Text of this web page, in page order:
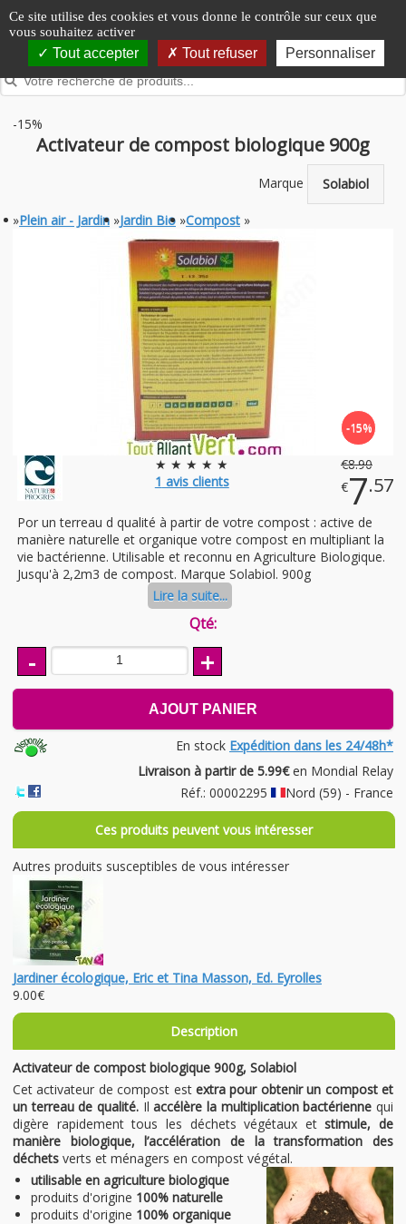
Panneau de gestion des cookies
Ce site utilise des cookies et vous donne le contrôle sur ceux que
vous souhaitez activer
Tout accepter Tout refuser Personnaliser
-15%
Activateur de compost biologique 900g
Marque Solabiol
»Plein air - Jardin »Jardin Bio »Compost »
★ ★ ★ ★ ★
1 avis clients
-15%
€8.90
€7.57
Por un terreau d qualité à partir de votre compost : active de
manière naturelle et organique votre compost en multipliant la
vie bactérienne. Utilisable et reconnu en Agriculture Biologique.
Jusqu'à 2,2m3 de compost. Marque Solabiol. 900g
Lire la suite...
Qté:
- +
AJOUT PANIER
En stock Expédition dans les 24/48h*
Livraison à partir de 5.99€en Mondial Relay
Réf.: 00002295
Nord (59) - France
Ces produits peuvent vous intéresser
Autres produits susceptibles de vous intéresser
Jardiner écologique, Eric et Tina Masson, Ed. Eyrolles
9.00€
Description
Activateur de compost biologique 900g, Solabiol
Cet activateur de compost est extra pour obtenir un compost et
un terreau de qualité. Ilaccélère la multiplication bactériennequi
digère rapidement tous les déchets végétaux etstimule, de
manière biologique, l’accélération de la transformation des
déchets verts et ménagers en compost végétal.
utilisable en agriculture biologique
produits d'origine 100% naturelle
produits d'origine 100% organique